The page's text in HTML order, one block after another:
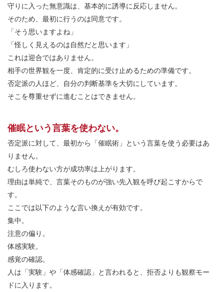
守りに入った無意識は、基本的に誘導に反応しません。
そのため、最初に行うのは同意です。
「そう思いますよね」
「怪しく見えるのは自然だと思います」
これは迎合ではありません。
相手の世界観を一度、肯定的に受け止めるための準備です。
否定派の人ほど、自分の判断基準を大切にしています。
そこを尊重せずに進むことはできません。
催眠という言葉を使わない。
否定派に対して、最初から「催眠術」という言葉を使う必要はあ
りません。
むしろ使わない方が成功率は上がります。
理由は単純で、言葉そのものが強い先入観を呼び起こすからで
す。
ここでは以下のような言い換えが有効です。
集中。
注意の偏り。
体感実験。
感覚の確認。
人は「実験」や「体感確認」と言われると、拒否よりも観察モー
ドに入ります。